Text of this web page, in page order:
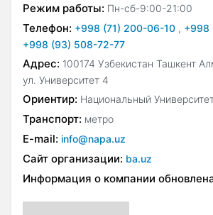
Режим работы: Пн-сб-9:00-21:00
Телефон: +998 (71) 200-06-10 , +998
+998 (93) 508-72-77
Адрес: 100174 Узбекистан Ташкент
ул. Университет 4
Ориентир: Национальный
Транспорт: метро
E-mail: info@napa.uz
Сайт организации: ba.uz
Информация о компании